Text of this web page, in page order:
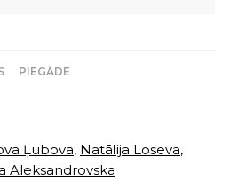
PIEGĀDE
Ļubova, Natālija Loseva,
Aleksandrovska